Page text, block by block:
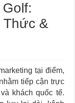
Thức &
tại điểm,
tiếp cận trực
khách quốc tế.